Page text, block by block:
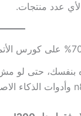
لأي عدد منتجات.
حتى لو مش